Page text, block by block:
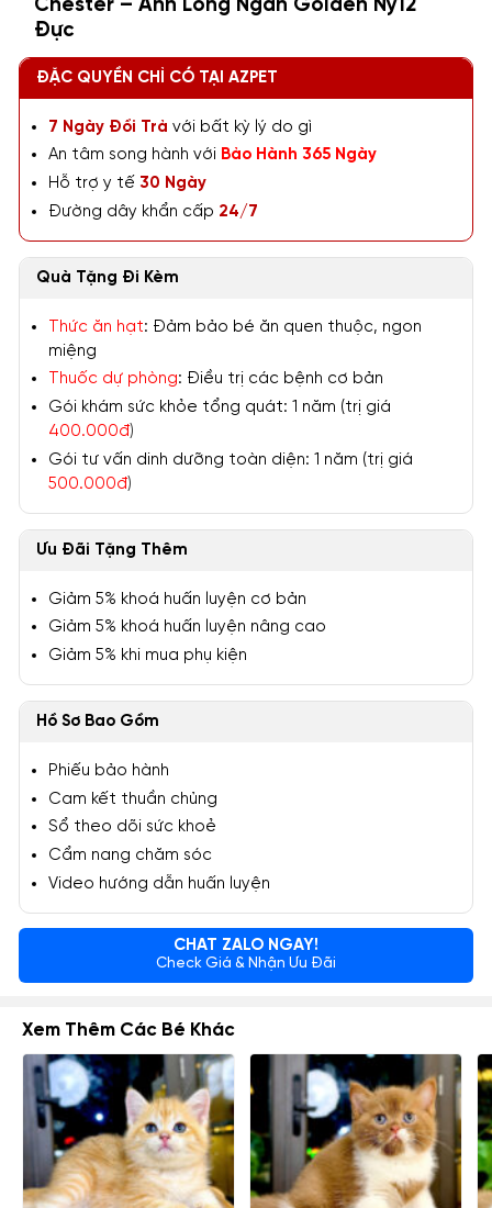
Chester – Anh Lông Ngắn Golden Ny12
Đực
ĐẶC QUYỀN CHỈ CÓ TẠI AZPET
7 Ngày Đổi Trả với bất kỳ lý do gì
An tâm song hành với Bảo Hành 365 Ngày
Hỗ trợ y tế 30 Ngày
Đường dây khẩn cấp 24/7
Quà Tặng Đi Kèm
Thức ăn hạt: Đảm bảo bé ăn quen thuộc, ngon
miệng
Thuốc dự phòng: Điều trị các bệnh cơ bản
Gói khám sức khỏe tổng quát: 1 năm (trị giá
400.000đ)
Gói tư vấn dinh dưỡng toàn diện: 1 năm (trị giá
500.000đ)
Ưu Đãi Tặng Thêm
Giảm 5% khoá huấn luyện cơ bản
Giảm 5% khoá huấn luyện nâng cao
Giảm 5% khi mua phụ kiện
Hồ Sơ Bao Gồm
Phiếu bảo hành
Cam kết thuần chủng
Sổ theo dõi sức khoẻ
Cẩm nang chăm sóc
Video hướng dẫn huấn luyện
CHAT ZALO NGAY!
Check Giá & Nhận Ưu Đãi
Xem Thêm Các Bé Khác